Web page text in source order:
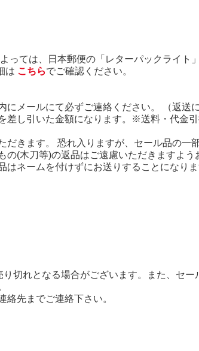
っては、日本郵便の「レターパックライト
は こちらでご確認ください。
メールにて必ずご連絡ください。 （返送
差し引いた金額になります。※送料・代金
きます。 恐れ入りますが、セール品の一
(木刀等)の返品はご遠慮いただきますよう
ネームを付けずにお送りすることになりま
切れとなる場合がございます。また、セー
先までご連絡下さい。